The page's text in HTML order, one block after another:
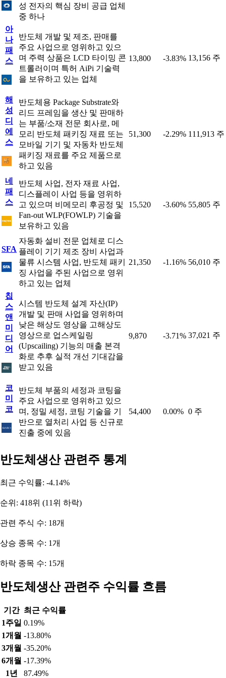
성 전자의 핵심 장비 공급 업체
중 하나
아
나
패
스
반도체 개발 및 제조, 판매를
주요 사업으로 영위하고 있으
며 주력 상품은 LCD 타이밍 콘
트롤러이며 특허 AiPi 기술력
을 보유하고 있는 업체
13,800 -3.83% 13,156 주
해
성
디
에
스
반도체용 Package Substrate와
리드 프레임을 생산 및 판매하
는 부품/소재 전문 회사로, 메
모리 반도체 패키징 재료 또는
모바일 기기 및 자동차 반도체
패키징 재료를 주요 제품으로
하고 있음
51,300 -2.29% 111,913 주
네
패
스
반도체 사업, 전자 재료 사업,
디스플레이 사업 등을 영위하
고 있으며 비메모리 후공정 및
Fan-out WLP(FOWLP) 기술을
보유하고 있음
15,520 -3.60% 55,805 주
SFA
자동화 설비 전문 업체로 디스
플레이 기기 제조 장비 사업과
물류 시스템 사업, 반도체 패키
징 사업을 주된 사업으로 영위
하고 있는 업체
21,350 -1.16% 56,010 주
칩
스
앤
미
디
어
시스템 반도체 설계 자산(IP)
개발 및 판매 사업을 영위하며
낮은 해상도 영상을 고해상도
영상으로 업스케일링
(Upscailing) 기능의 매출 본격
화로 추후 실적 개선 기대감을
받고 있음
9,870 -3.71% 37,021 주
코
미
코
반도체 부품의 세정과 코팅을
주요 사업으로 영위하고 있으
며, 정밀 세정, 코팅 기술을 기
반으로 열처리 사업 등 신규로
진출 중에 있음
54,400 0.00% 0 주
반도체생산 관련주 통계
최근 수익률: -4.14%
순위: 418위 (11위 하락)
관련 주식 수: 18개
상승 종목 수: 1개
하락 종목 수: 15개
반도체생산 관련주 수익률 흐름
기간 최근 수익률
1주일 0.19%
1개월 -13.80%
3개월 -35.20%
6개월 -17.39%
1년
87.49%